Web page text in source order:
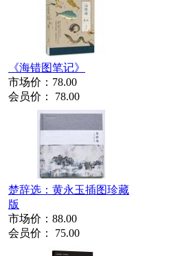
《海错图笔记》
市场价： 78.00
会员价： 78.00
楚辞选：黄永玉插图珍藏
版
市场价： 88.00
会员价： 75.00